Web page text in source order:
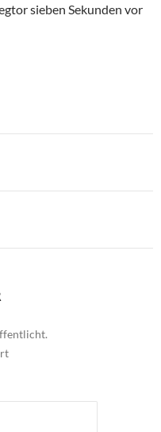
sieben Sekunden vor